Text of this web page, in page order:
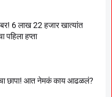
6 लाख 22 हजार खात्यांत
पहिला हप्ता
छापा! आत नेमकं काय आढळलं?